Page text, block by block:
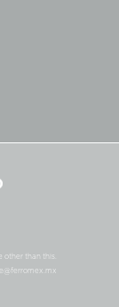
other than this.